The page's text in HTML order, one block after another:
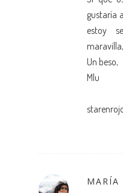
gustaría
estoy
maravilla,
Un beso,
Mlu
MARÍA